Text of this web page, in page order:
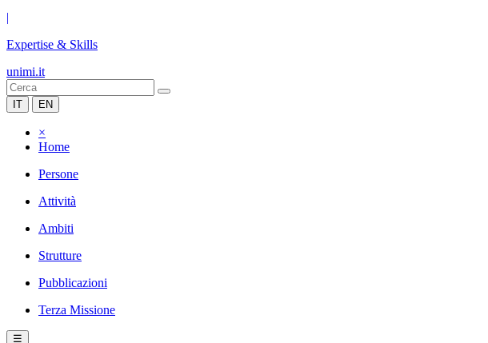
|
Expertise & Skills
unimi.it
IT EN
×
Home
Persone
Attività
Ambiti
Strutture
Pubblicazioni
Terza Missione
☰